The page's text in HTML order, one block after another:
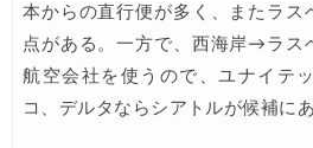
07/24 HIS) アイスランドツアー 最大
07/23 Trip.com) 海外航空券 最大
本からの直行便が多く、またラス
点がある。一方で、西海岸→ラス
航空会社を使うので、ユナイテ
コ、デルタならシアトルが候補に